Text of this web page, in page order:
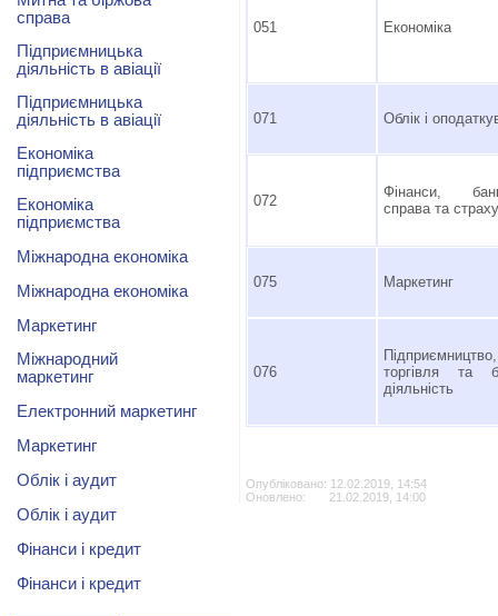
051 Економіка
071 Облік і
072
Фінанси,
справа та
075 Маркетинг
076
Підприємництво,
торгівля та
діяльність
Опубліковано: 12.02.2019, 14:54
Оновлено: 21.02.2019, 14:00
справа
Підприємницька
діяльність в авіації
Підприємницька
діяльність в авіації
Eкономіка
підприємства
Eкономіка
підприємства
Міжнародна економіка
Міжнародна економіка
Mаркетинг
Міжнародний
маркетинг
Електронний маркетинг
Маркетинг
Облік і аудит
Облік і аудит
Фінанси і кредит
Фінанси і кредит